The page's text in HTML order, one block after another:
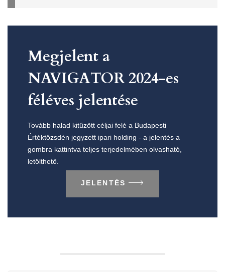
Megjelent a
NAVIGATOR 2024-es
féléves jelentése
Tovább halad kitűzött céljai felé a Budapesti
Értéktőzsdén jegyzett ipari holding - a jelentés a
gombra kattintva teljes terjedelmében olvasható,
letölthető.
JELENTÉS